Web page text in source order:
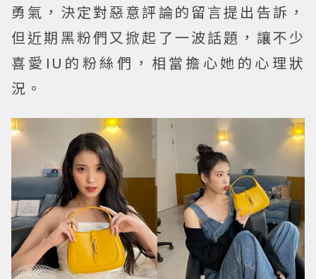
勇氣，決定對惡意評論的留言提出告訴，
但近期黑粉們又掀起了一波話題，讓不少
喜愛IU的粉絲們，相當擔心她的心理狀
況。